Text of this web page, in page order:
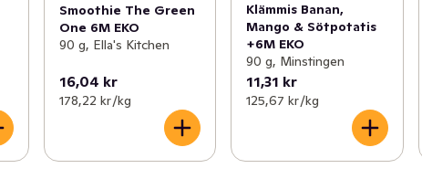
Smoothie The Green
One 6M EKO
90 g, Ella's Kitchen
16,04 kr
178,22 kr /kg
Klämmis Banan,
Mango & Sötpotatis
+6M EKO
90 g, Minstingen
11,31 kr
125,67 kr /kg